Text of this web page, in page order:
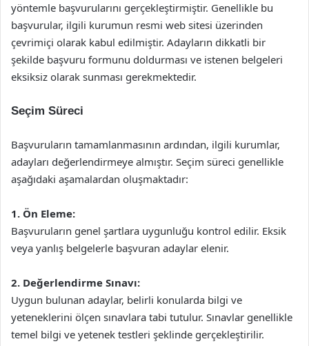
yöntemle başvurularını gerçekleştirmiştir. Genellikle bu
başvurular, ilgili kurumun resmi web sitesi üzerinden
çevrimiçi olarak kabul edilmiştir. Adayların dikkatli bir
şekilde başvuru formunu doldurması ve istenen belgeleri
eksiksiz olarak sunması gerekmektedir.
Seçim Süreci
Başvuruların tamamlanmasının ardından, ilgili kurumlar,
adayları değerlendirmeye almıştır. Seçim süreci genellikle
aşağıdaki aşamalardan oluşmaktadır:
1. Ön Eleme:
Başvuruların genel şartlara uygunluğu kontrol edilir. Eksik
veya yanlış belgelerle başvuran adaylar elenir.
2. Değerlendirme Sınavı:
Uygun bulunan adaylar, belirli konularda bilgi ve
yeteneklerini ölçen sınavlara tabi tutulur. Sınavlar genellikle
temel bilgi ve yetenek testleri şeklinde gerçekleştirilir.